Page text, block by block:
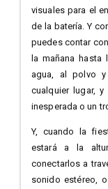
visuales para el
de la batería. Y
puedes contar
la mañana hasta
agua, al polvo
cualquier lugar,
inesperada o un
Y, cuando la
estará a la
conectarlos a
sonido estéreo,